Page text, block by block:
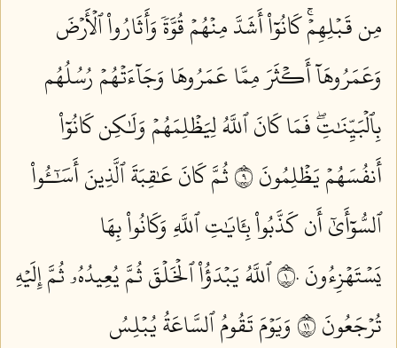
مِن قَبۡلِهِمۡۚ كَانُوٓاْ أَشَدَّ مِنۡهُمۡ قُوَّةٗ وَأَثَارُواْ ٱلۡأَرۡضَ
وَعَمَرُوهَآ أَكۡثَرَ مِمَّا عَمَرُوهَا وَجَآءَتۡهُمۡ رُسُلُهُم
بِٱلۡبَيِّنَٰتِۖ فَمَا كَانَ ٱللَّهُ لِيَظۡلِمَهُمۡ وَلَٰكِن كَانُوٓاْ
أَنفُسَهُمۡ يَظۡلِمُونَ ٩
ثُمَّ كَانَ عَٰقِبَةَ ٱلَّذِينَ أَسَٰٓـُٔواْ
ٱلسُّوٓأَىٰٓ أَن كَذَّبُواْ بِـَٔايَٰتِ ٱللَّهِ وَكَانُواْ بِهَا
يَسۡتَهۡزِءُونَ ١٠
ٱللَّهُ يَبۡدَؤُاْ ٱلۡخَلۡقَ ثُمَّ يُعِيدُهُۥ ثُمَّ إِلَيۡهِ
تُرۡجَعُونَ ١١
وَيَوۡمَ تَقُومُ ٱلسَّاعَةُ يُبۡلِسُ